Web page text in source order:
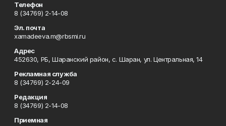
Телефон
8 (34769) 2-14-08
Эл. почта
xamadeeva.m@rbsmi.ru
Адрес
452630, РБ, Шаранский район, с. Шаран, ул. Центральная, 14
Рекламная служба
8 (34769) 2-24-09
Редакция
8 (34769) 2-14-08
Приемная